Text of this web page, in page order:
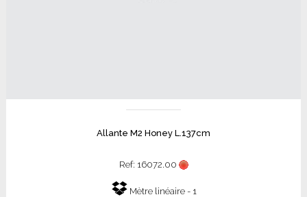
Allante M2 Honey L.137cm
Ref: 16072.00
Mètre linéaire - 1